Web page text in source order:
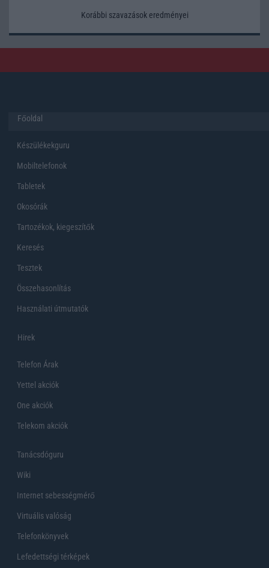
Korábbi szavazások eredményei
Főoldal
Készülékekguru
Mobiltelefonok
Tabletek
Okosórák
Tartozékok, kiegeszítők
Keresés
Tesztek
Összehasonlítás
Használati útmutatók
Hirek
Telefon Árak
Yettel akciók
One akciók
Telekom akciók
Tanácsdóguru
Wiki
Internet sebességmérő
Virtuális valóság
Telefonkönyvek
Lefedettségi térképek